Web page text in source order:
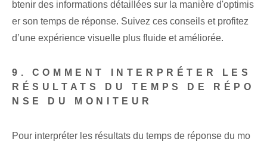
btenir des informations détaillées sur la manière d'optimis
er son temps de réponse. Suivez ces conseils et profitez
d’une expérience visuelle plus fluide et améliorée.
9. COMMENT INTERPRÉTER LES
RÉSULTATS DU TEMPS DE RÉPO
NSE DU MONITEUR
Pour interpréter les résultats du temps de réponse du mo